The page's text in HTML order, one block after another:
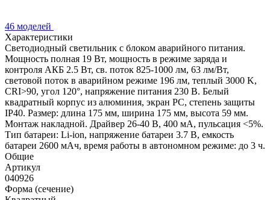
46 моделей
Характеристики
Светодиодный светильник с блоком аварийного питания.
Мощность полная 19 Вт, мощность в режиме заряда и
контроля АКБ 2.5 Вт, св. поток 825-1000 лм, 63 лм/Вт,
световой поток в аварийном режиме 196 лм, теплый 3000 K,
CRI>90, угол 120°, напряжение питания 230 В. Белый
квадратный корпус из алюминия, экран PC, степень защиты
IP40. Размер: длина 175 мм, ширина 175 мм, высота 59 мм.
Монтаж накладной. Драйвер 26-40 В, 400 мА, пульсация <5%.
Тип батареи: Li-ion, напряжение батареи 3.7 В, емкость
батареи 2600 мАч, время работы в автономном режиме: до 3 ч.
Общие
Артикул
040926
Форма (сечение)